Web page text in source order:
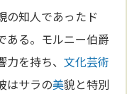
の知人であったド
ある。モルニー伯爵
力を持ち、文化芸術
はサラの美貌と特別